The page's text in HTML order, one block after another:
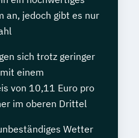
an, jedoch gibt es nur
sich trotz geringer
einem
von 10,11 Euro pro
im oberen Drittel
Wetter